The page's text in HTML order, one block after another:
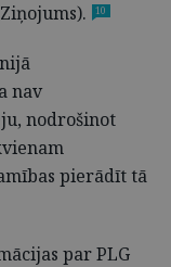
10
nav
nodrošinot
pierādīt tā
par PLG